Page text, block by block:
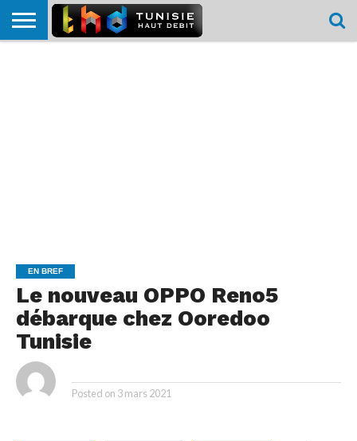
EN BREF
Le nouveau OPPO Reno5
débarque chez Ooredoo
Tunisie
Posted on 3 mars 2021